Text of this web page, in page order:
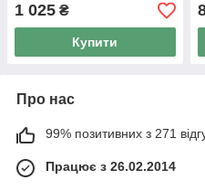
1 025 ₴
Купити
Про нас
99% позитивних з 271
Працює з 26.02.2014